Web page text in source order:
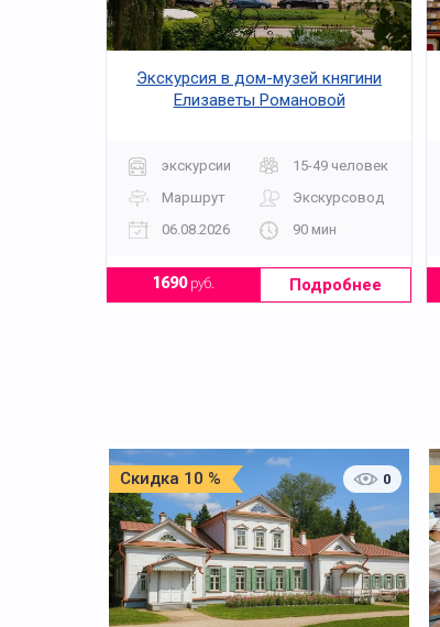
Экскурсия в дом-музей княгини
Елизаветы Романовой
экскурсии
15-49 человек
Маршрут
Экскурсовод
06.08.2026
90 мин
1690руб. Подробнее
Скидка 10 % 0